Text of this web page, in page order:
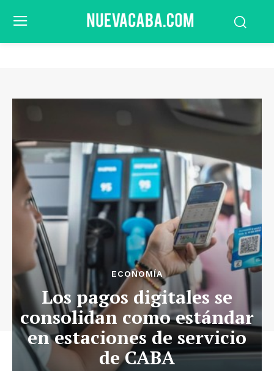
ECONOMÍA
Los pagos digitales se
consolidan como estándar
en estaciones de servicio
de CABA